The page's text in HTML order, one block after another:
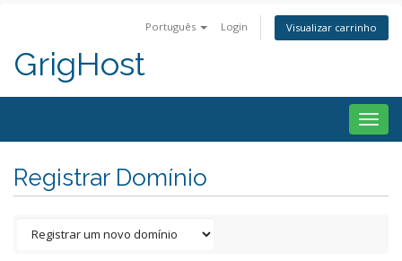
Português Login Visualizar carrinho
GrigHost
Registrar Domínio